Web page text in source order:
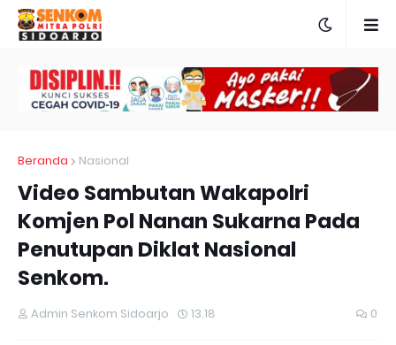
Beranda Nasional
Video Sambutan Wakapolri
Komjen Pol Nanan Sukarna Pada
Penutupan Diklat Nasional
Senkom.
Admin Senkom Sidoarjo 13.18 0